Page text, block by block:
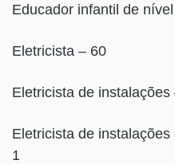
Educador infantil de
Eletricista – 60
Eletricista de instalações
Eletricista de
1